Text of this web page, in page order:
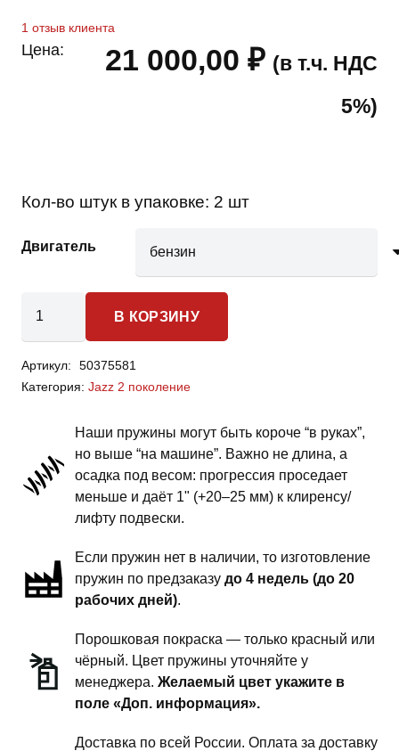
1 отзыв клиента
Цена: 21 000,00 ₽ (в т.ч. НДС
5%)
Кол-во штук в упаковке: 2 шт
Двигатель
товара
Jazz
2
пружины
передней
дюйм
комфорт
В КОРЗИНУ
Артикул:
50375581
Категория: Jazz 2 поколение
Наши пружины могут быть короче “в руках”,
но выше “на машине”. Важно не длина, а
осадка под весом: прогрессия проседает
меньше и даёт 1" (+20–25 мм) к клиренсу/
лифту подвески.
Если пружин нет в наличии, то изготовление
пружин по предзаказу до 4 недель (до 20
рабочих дней).
Порошковая покраска — только красный или
чёрный. Цвет пружины уточняйте у
менеджера. Желаемый цвет укажите в
поле «Доп. информация».
Доставка по всей России. Оплата за доставку